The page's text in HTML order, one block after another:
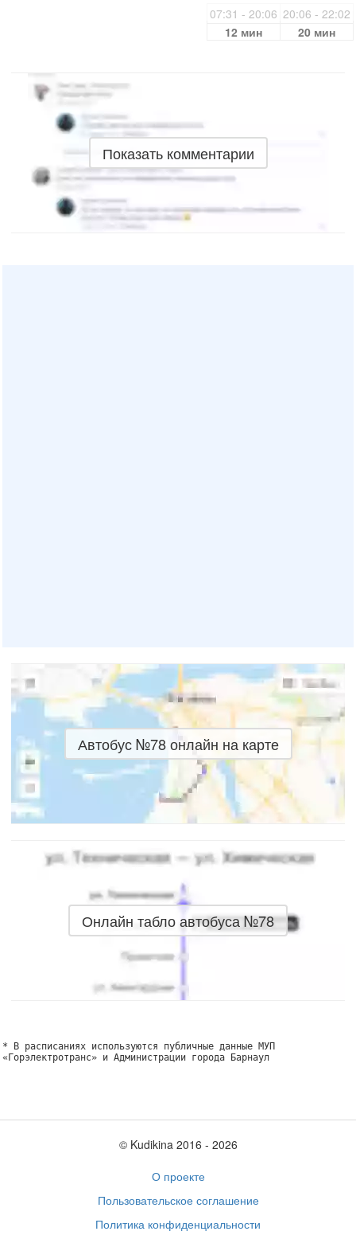
07:31 - 20:06 20:06 - 22:02
12 мин
20 мин
Показать комментарии
Автобус №78 онлайн на карте
Онлайн табло автобуса №78
* В расписаниях используются публичные данные МУП
«Горэлектротранс» и Администрации города Барнаул
© Kudikina 2016 ‐ 2026
О проекте
Пользовательское соглашение
Политика конфиденциальности